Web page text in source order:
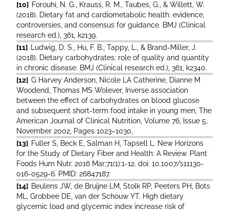
[10] Forouhi, N. G., Krauss, R. M., Taubes, G., & Willett, W.
(2018). Dietary fat and cardiometabolic health: evidence,
controversies, and consensus for guidance. BMJ (Clinical
research ed.), 361, k2139.
[11]
Ludwig, D. S., Hu, F. B., Tappy, L., & Brand-Miller, J.
(2018). Dietary carbohydrates: role of quality and quantity
in chronic disease. BMJ (Clinical research ed.), 361, k2340.
[12] G Harvey Anderson, Nicole LA Catherine, Dianne M
Woodend, Thomas MS Wolever, Inverse association
between the effect of carbohydrates on blood glucose
and subsequent short-term food intake in young men, The
American Journal of Clinical Nutrition, Volume 76, Issue 5,
November 2002, Pages 1023–1030,
[13] Fuller S, Beck E, Salman H, Tapsell L. New Horizons
for the Study of Dietary Fiber and Health: A Review. Plant
Foods Hum Nutr. 2016 Mar;71(1):1-12. doi: 10.1007/s11130-
016-0529-6. PMID: 26847187.
[14] Beulens JW, de Bruijne LM, Stolk RP, Peeters PH, Bots
ML, Grobbee DE, van der Schouw YT. High dietary
glycemic load and glycemic index increase risk of